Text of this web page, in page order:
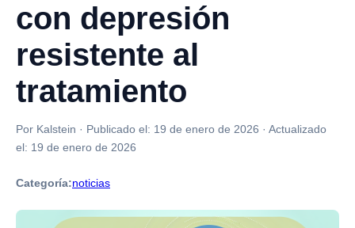
con depresión
resistente al
tratamiento
Por Kalstein · Publicado el: 19 de enero de 2026 · Actualizado
el: 19 de enero de 2026
Categoría:noticias